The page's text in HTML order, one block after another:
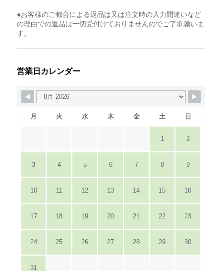
●お客様のご都合による返品は又は注文時の入力間違いなど
の理由での返品は一切受付けておりませんのでご了承願いま
す。
営業日カレンダー
月 火 水 木 金 土 日
1 2
3 4 5 6 7 8 9
10 11 12 13 14 15 16
17 18 19 20 21 22 23
24 25 26 27 28 29 30
31